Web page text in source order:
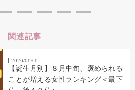
関連記事
2026/08/08
【誕生月別】８月中旬、褒められる
ことが増える女性ランキング＜最下